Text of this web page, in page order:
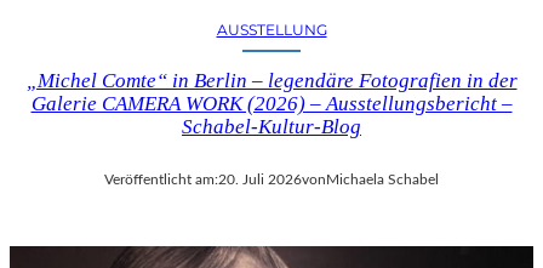
AUSSTELLUNG
„Michel Comte“ in Berlin – legendäre Fotografien in der
Galerie CAMERA WORK (2026) – Ausstellungsbericht –
Schabel-Kultur-Blog
Veröffentlicht am:20. Juli 2026von Michaela Schabel